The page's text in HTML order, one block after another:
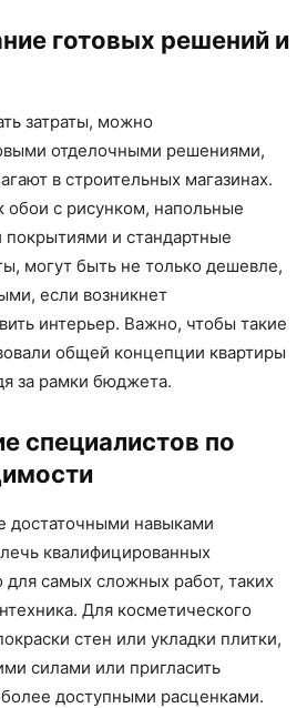
готовых решений и
затраты, можно
отделочными решениями,
в строительных магазинах.
обои с рисунком, напольные
и стандартные
могут быть не только дешевле,
если возникнет
интерьер. Важно, чтобы такие
общей концепции квартиры
за рамки бюджета.
специалистов по
достаточными навыками
квалифицированных
для самых сложных работ, таких
Для косметического
стен или укладки плитки,
силами или пригласить
доступными расценками.